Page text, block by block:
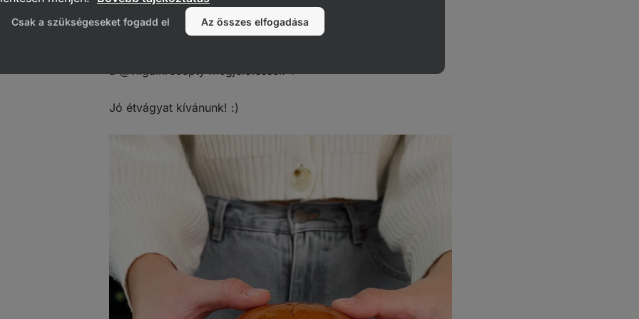
házi sült krumplik
a @vilgainrecepty megjelöléssel! ✨
Jó étvágyat kívánunk! :)
Csak a szükségeseket fogadd el Az összes elfogadása